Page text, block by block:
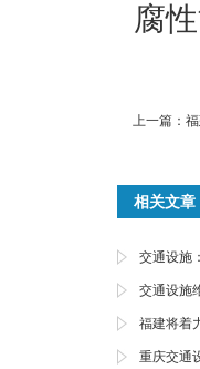
腐
上一篇：
相关文章
交通设施
交通设施
福建将着
重庆交通